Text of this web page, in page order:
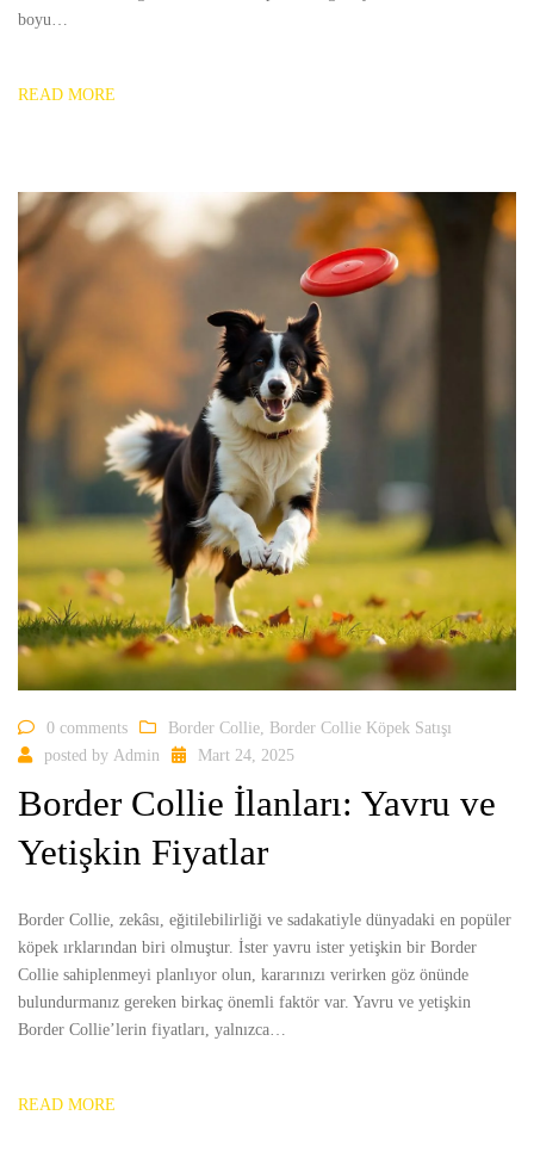
boyu…
READ MORE
0 comments Border Collie
Border Collie Köpek Satışı
posted by Admin Mart 24, 2025
Border Collie İlanları: Yavru ve
Yetişkin Fiyatlar
Border Collie, zekâsı, eğitilebilirliği ve sadakatiyle dünyadaki en popüler
köpek ırklarından biri olmuştur. İster yavru ister yetişkin bir Border
Collie sahiplenmeyi planlıyor olun, kararınızı verirken göz önünde
bulundurmanız gereken birkaç önemli faktör var. Yavru ve yetişkin
Border Collie’lerin fiyatları, yalnızca…
READ MORE